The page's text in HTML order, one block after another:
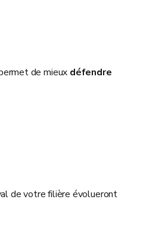
de mieux défendre
de votre filière évolueront